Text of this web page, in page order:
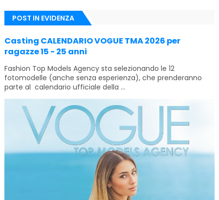
POST IN EVIDENZA
Casting CALENDARIO VOGUE TMA 2026 per
ragazze 15 - 25 anni
Fashion Top Models Agency sta selezionando le 12
fotomodelle (anche senza esperienza), che prenderanno
parte al calendario ufficiale della ...